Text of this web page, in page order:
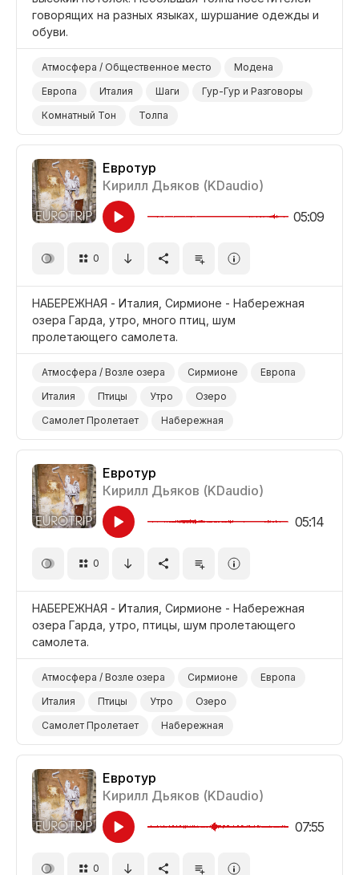
говорящих на разных языках, шуршание одежды и
обуви.
Атмосфера / Общественное место
Модена
Европа
Италия Шаги
Гур-Гур и Разговоры
Комнатный Тон
Толпа
Евротур
Кирилл Дьяков (KDaudio)
05:09
0
НАБЕРЕЖНАЯ - Италия, Сирмионе - Набережная
озера Гарда, утро, много птиц, шум
пролетающего самолета.
Атмосфера / Возле озера Сирмионе
Европа
Италия
Птицы Утро
Озеро
Самолет Пролетает
Набережная
Евротур
Кирилл Дьяков (KDaudio)
05:14
0
НАБЕРЕЖНАЯ - Италия, Сирмионе - Набережная
озера Гарда, утро, птицы, шум пролетающего
самолета.
Атмосфера / Возле озера Сирмионе
Европа
Италия
Птицы Утро
Озеро
Самолет Пролетает
Набережная
Евротур
Кирилл Дьяков (KDaudio)
07:55
0